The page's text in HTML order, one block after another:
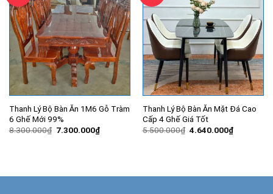
Thanh Lý Bộ Bàn Ăn 1M6 Gỗ Tràm
6 Ghế Mới 99%
8.300.000₫ Giá
7.300.000₫Giá
hiện
Thanh Lý Bộ Bàn Ăn Mặt Đá Cao
Cấp 4 Ghế Giá Tốt
5.500.000₫ Giá
4.640.000₫Giá
hiện